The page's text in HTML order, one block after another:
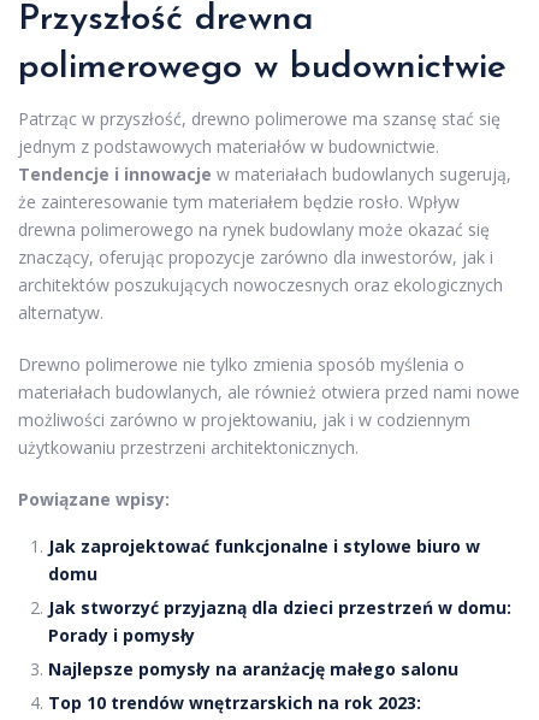
Przyszłość drewna
polimerowego w budownictwie
Patrząc w przyszłość, drewno polimerowe ma szansę stać się
jednym z podstawowych materiałów w budownictwie.
Tendencje i innowacje w materiałach budowlanych sugerują,
że zainteresowanie tym materiałem będzie rosło. Wpływ
drewna polimerowego na rynek budowlany może okazać się
znaczący, oferując propozycje zarówno dla inwestorów, jak i
architektów poszukujących nowoczesnych oraz ekologicznych
alternatyw.
Drewno polimerowe nie tylko zmienia sposób myślenia o
materiałach budowlanych, ale również otwiera przed nami nowe
możliwości zarówno w projektowaniu, jak i w codziennym
użytkowaniu przestrzeni architektonicznych.
Powiązane wpisy:
Jak zaprojektować funkcjonalne i stylowe biuro w
domu
Jak stworzyć przyjazną dla dzieci przestrzeń w domu:
Porady i pomysły
Najlepsze pomysły na aranżację małego salonu
Top 10 trendów wnętrzarskich na rok 2023: